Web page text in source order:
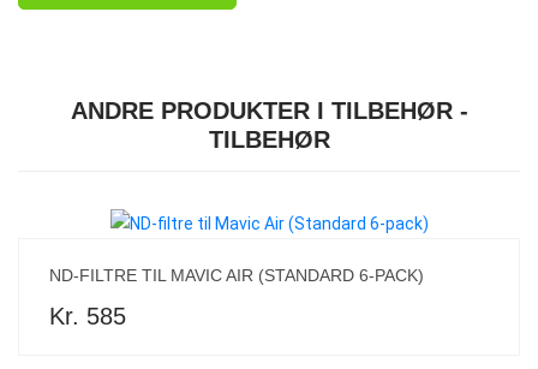
ANDRE PRODUKTER I TILBEHØR -
TILBEHØR
ND-FILTRE TIL MAVIC AIR (STANDARD 6-PACK)
Kr. 585